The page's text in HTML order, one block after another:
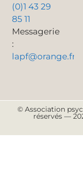
(0)1 43 29
85 11
Messagerie
:
lapf@orange.fr
© Association
réservés —